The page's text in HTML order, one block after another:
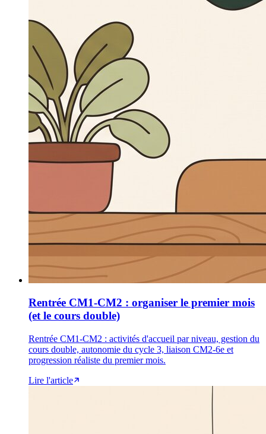
Rentrée CM1-CM2 : organiser le premier mois
(et le cours double)
Rentrée CM1-CM2 : activités d'accueil par niveau, gestion du
cours double, autonomie du cycle 3, liaison CM2-6e et
progression réaliste du premier mois.
Lire l'article